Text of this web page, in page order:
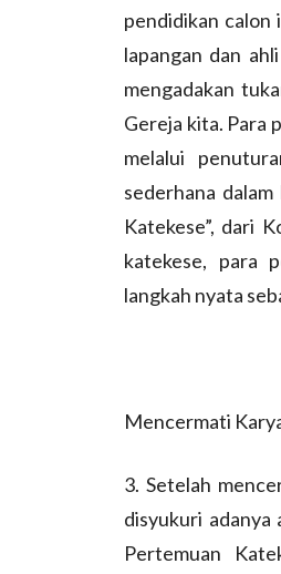
pendidikan calon
lapangan dan
mengadakan
Gereja kita. Para
melalui
sederhana
Katekese”, dari
katekese, para
langkah nyata
Mencermati
3. Setelah
disyukuri adanya
Pertemuan